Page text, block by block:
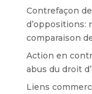
Contrefaçon
d’oppositions:
comparaison
Action en
abus du droit
Liens